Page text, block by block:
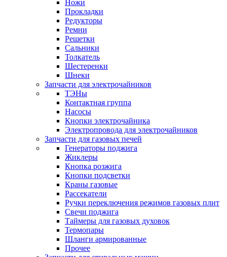
Ножи
Прокладки
Редукторы
Ремни
Решетки
Сальники
Толкатель
Шестеренки
Шнеки
Запчасти для электрочайников
ТЭНы
Контактная группа
Насосы
Кнопки электрочайника
Электропровода для электрочайников
Запчасти для газовых печей
Генераторы поджига
Жиклеры
Кнопка розжига
Кнопки подсветки
Краны газовые
Рассекатели
Ручки переключения режимов газовых плит
Свечи поджига
Таймеры для газовых духовок
Термопары
Шланги армированные
Прочее